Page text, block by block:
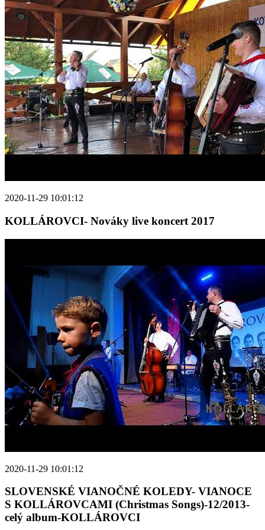
2020-11-29 10:01:12
KOLLÁROVCI- Nováky live koncert 2017
2020-11-29 10:01:12
SLOVENSKÉ VIANOČNÉ KOLEDY- VIANOCE
S KOLLÁROVCAMI (Christmas Songs)-12/2013-
celý album-KOLLÁROVCI